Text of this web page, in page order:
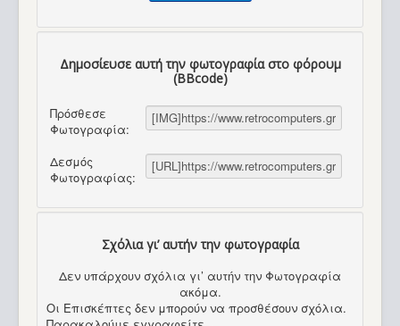
Δημοσίευσε αυτή την φωτογραφία στο φόρουμ
(BBcode)
Πρόσθεσε
Φωτογραφία:
Δεσμός
Φωτογραφίας:
Σχόλια γι’ αυτήν την φωτογραφία
Δεν υπάρχουν σχόλια γι’ αυτήν την Φωτογραφία
ακόμα.
Οι Επισκέπτες δεν μπορούν να προσθέσουν σχόλια.